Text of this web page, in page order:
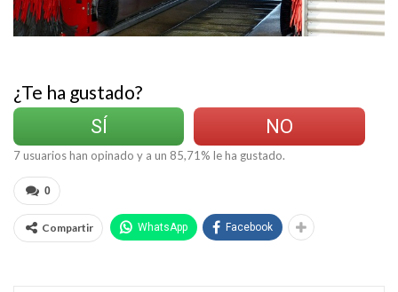
¿Te ha gustado?
SÍ
NO
7usuarios han opinado y a un 85,71% le ha gustado.
0
Compartir WhatsApp Facebook